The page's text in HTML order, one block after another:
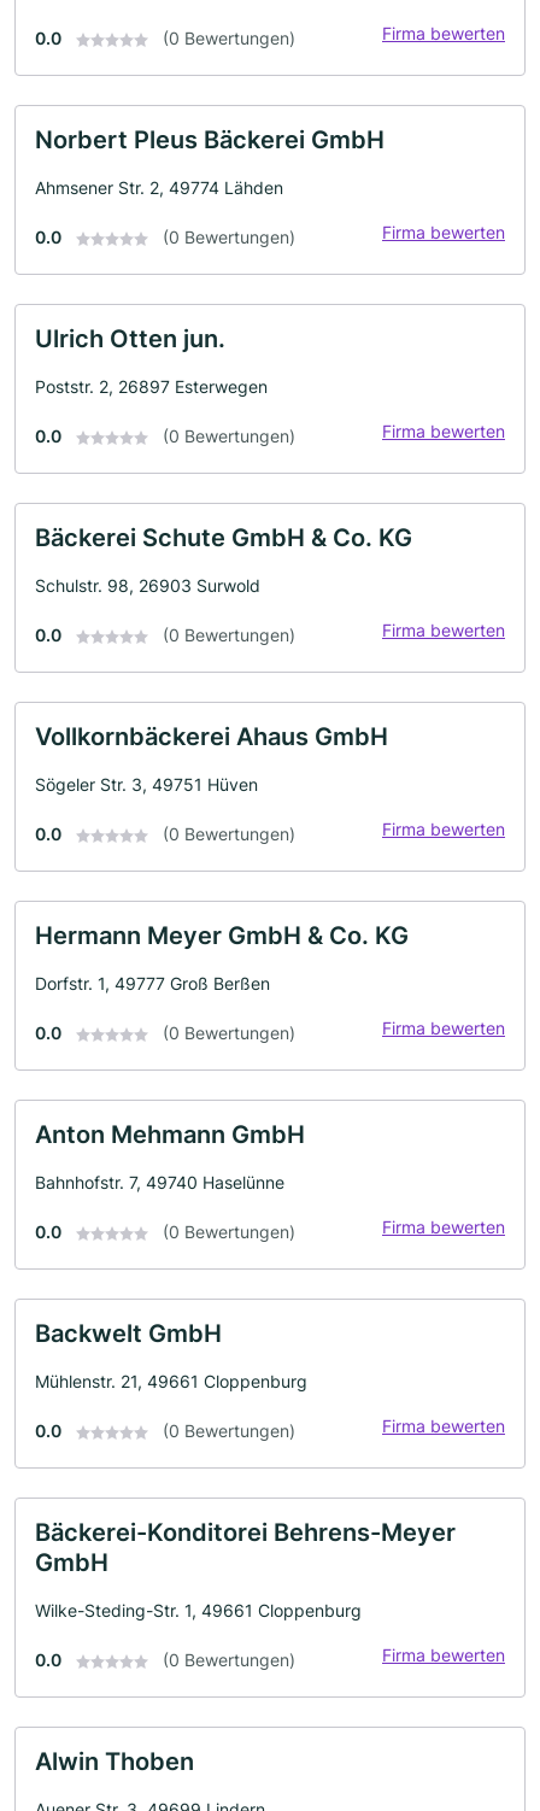
0.0 (0 Bewertungen) Firma bewerten
Norbert Pleus Bäckerei GmbH
Ahmsener Str. 2, 49774 Lähden
0.0 (0 Bewertungen) Firma bewerten
Ulrich Otten jun.
Poststr. 2, 26897 Esterwegen
0.0 (0 Bewertungen) Firma bewerten
Bäckerei Schute GmbH & Co. KG
Schulstr. 98, 26903 Surwold
0.0 (0 Bewertungen) Firma bewerten
Vollkornbäckerei Ahaus GmbH
Sögeler Str. 3, 49751 Hüven
0.0 (0 Bewertungen) Firma bewerten
Hermann Meyer GmbH & Co. KG
Dorfstr. 1, 49777 Groß Berßen
0.0 (0 Bewertungen) Firma bewerten
Anton Mehmann GmbH
Bahnhofstr. 7, 49740 Haselünne
0.0 (0 Bewertungen) Firma bewerten
Backwelt GmbH
Mühlenstr. 21, 49661 Cloppenburg
0.0 (0 Bewertungen) Firma bewerten
Bäckerei-Konditorei Behrens-Meyer
GmbH
Wilke-Steding-Str. 1, 49661 Cloppenburg
0.0 (0 Bewertungen) Firma bewerten
Alwin Thoben